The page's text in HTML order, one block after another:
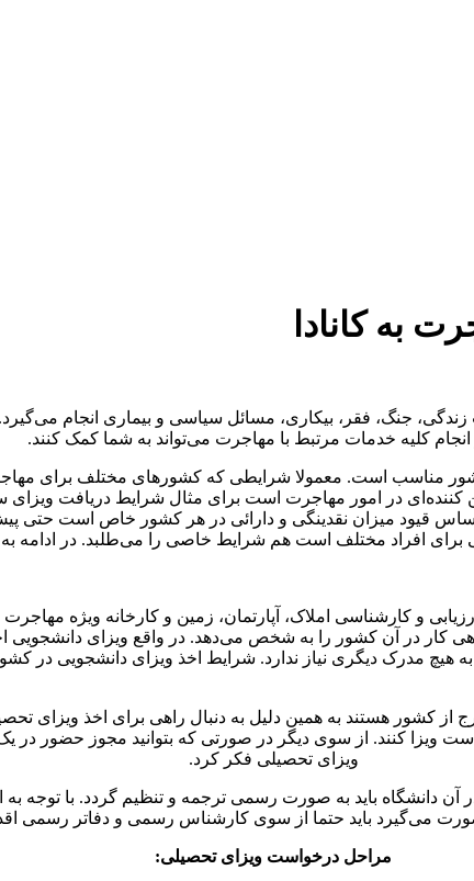
به کانادا
جنگ‌، فقر، بیکاری، مسائل سیاسی و بیماری انجام
کلیه خدمات مرتبط با مهاجرت می‌تواند به شما کمک کنند.
مناسب است. معمولا شرایطی که کشور‌های مختلف برای
کننده‌ای در امور مهاجرت است برای مثال شرایط دریافت
قیود میزان نقدینگی و دارائی در هر کشور خاص است حتی
افراد مختلف است هم شرایط خاصی را می‌طلبد. در ادامه
کار در آن کشور را به شخص می‌دهد. در واقع ویزای دانشجویی
به هیچ مدرک دیگری نیاز ندارد. شرایط اخذ ویزای دانشجویی
از کشور هستند به همین دلیل به دنبال راهی برای اخذ ویزای
ویزا کنند. از سوی دیگر در صورتی که بتوانید مجوز حضور
ویزای تحصیلی فکر کرد.
دانشگاه باید به صورت رسمی ترجمه و تنظیم گردد. با توجه
می‌گیرد باید حتما از سوی کارشناس رسمی و دفاتر رسمی
مراحل درخواست ویزای تحصیلی: